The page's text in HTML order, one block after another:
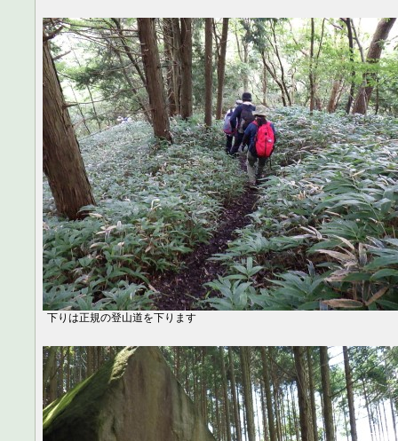
下りは正規の登山道を下ります